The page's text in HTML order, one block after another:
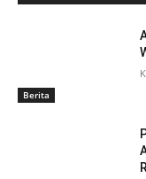
Berita